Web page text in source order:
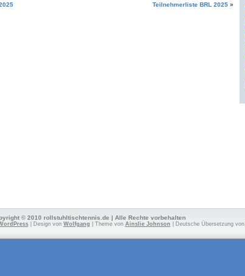
Teilnehmerliste BRL 2025 »
© 2010 rollstuhltischtennis.de | Alle Rechte vorbehalten
| Design von Wolfgang | Theme von Ainslie Johnson | Deutsche Übersetzung von